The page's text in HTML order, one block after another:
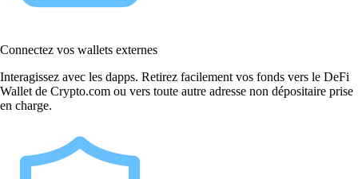
Connectez vos wallets externes
Interagissez avec les dapps. Retirez facilement vos fonds vers le DeFi
Wallet de Crypto.com ou vers toute autre adresse non dépositaire prise
en charge.